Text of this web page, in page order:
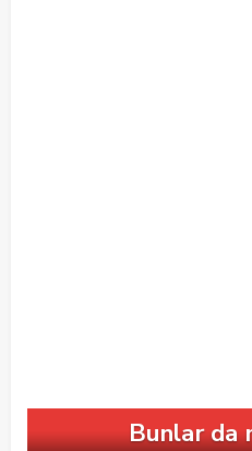
Bunlar da